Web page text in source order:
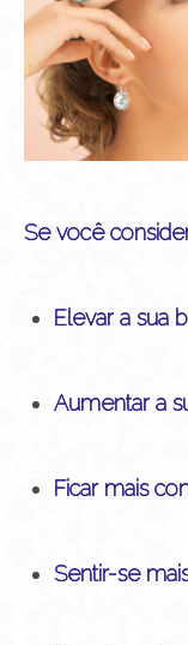
Se você
Elevar a sua
Aumentar a
Ficar mais
Sentir-se